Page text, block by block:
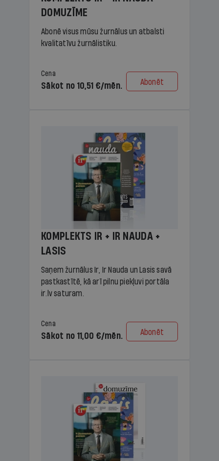
DOMUZĪME
Abonē visus mūsu žurnālus un atbalsti
kvalitatīvu žurnālistiku.
Cena
Sākot no 10,51 €/mēn. Abonēt
KOMPLEKTS IR + IR NAUDA +
LASIS
Saņem žurnālus Ir, Ir Nauda un Lasis savā
pastkastītē, kā arī pilnu piekļuvi portāla
ir.lv saturam.
Cena
Sākot no 11,00 €/mēn. Abonēt